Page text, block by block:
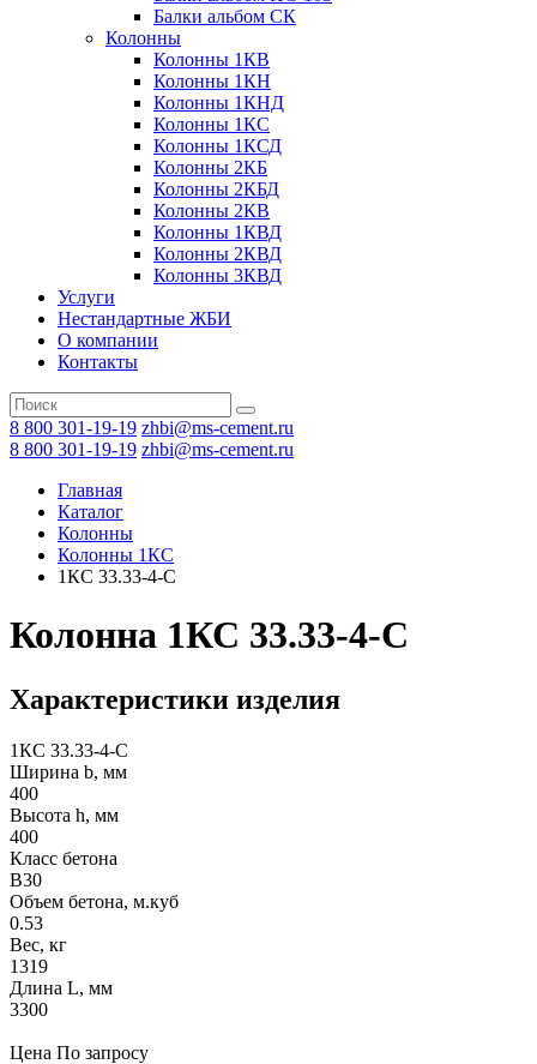
Балки альбом СК
Колонны
Колонны 1КВ
Колонны 1КН
Колонны 1КНД
Колонны 1КС
Колонны 1КСД
Колонны 2КБ
Колонны 2КБД
Колонны 2КВ
Колонны 1КВД
Колонны 2КВД
Колонны 3КВД
Услуги
Нестандартные ЖБИ
О компании
Контакты
8 800 301-19-19 zhbi@ms-cement.ru
8 800 301-19-19 zhbi@ms-cement.ru
Главная
Каталог
Колонны
Колонны 1КС
1КС 33.33-4-С
Колонна 1КС 33.33-4-С
Характеристики изделия
1КС 33.33-4-С
Ширина b, мм
400
Высота h, мм
400
Класс бетона
В30
Объем бетона, м.куб
0.53
Вес, кг
1319
Длина L, мм
3300
Цена По запросу